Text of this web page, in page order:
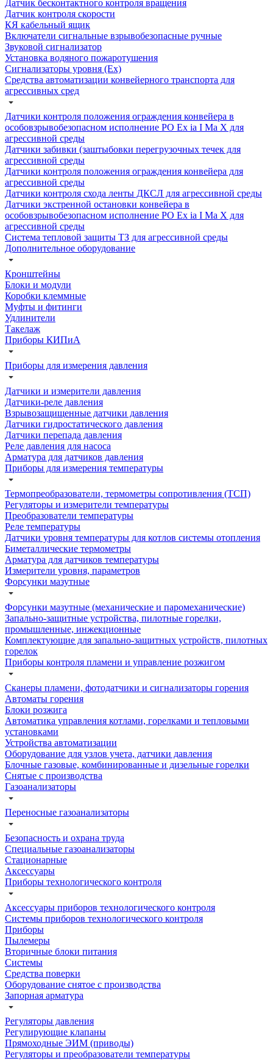
Датчик бесконтактного контроля вращения
Датчик контроля скорости
КЯ кабельный ящик
Включатели сигнальные взрывобезопасные ручные
Звуковой сигнализатор
Установка водяного пожаротушения
Сигнализаторы уровня (Ех)
Средства автоматизации конвейерного транспорта для
агрессивных сред
Датчики контроля положения ограждения конвейера в
особовзрывобезопасном исполнение РО Ех ia I Ма Х для
агрессивной среды
Датчики забивки (заштыбовки перегрузочных течек для
агрессивной среды
Датчики контроля положения ограждения конвейера для
агрессивной среды
Датчики контроля схода ленты ДКСЛ для агрессивной среды
Датчики экстренной остановки конвейера в
особовзрывобезопасном исполнение РО Ех ia I Ма Х для
агрессивной среды
Система тепловой защиты ТЗ для агрессивной среды
Дополнительное оборудование
Кронштейны
Блоки и модули
Коробки клеммные
Муфты и фитинги
Удлинители
Такелаж
Приборы КИПиА
Приборы для измерения давления
Датчики и измерители давления
Датчики-реле давления
Взрывозащищенные датчики давления
Датчики гидростатического давления
Датчики перепада давления
Реле давления для насоса
Арматура для датчиков давления
Приборы для измерения температуры
Термопреобразователи, термометры сопротивления (ТСП)
Регуляторы и измерители температуры
Преобразователи температуры
Реле температуры
Датчики уровня температуры для котлов системы отопления
Биметаллические термометры
Арматура для датчиков температуры
Измерители уровня, параметров
Форсунки мазутные
Форсунки мазутные (механические и паромеханические)
Запально-защитные устройства, пилотные горелки,
промышленные, инжекционные
Комплектующие для запально-защитных устройств, пилотных
горелок
Приборы контроля пламени и управление розжигом
Сканеры пламени, фотодатчики и сигнализаторы горения
Автоматы горения
Блоки розжига
Автоматика управления котлами, горелками и тепловыми
установками
Устройства автоматизации
Оборудование для узлов учета, датчики давления
Блочные газовые, комбинированные и дизельные горелки
Снятые с производства
Газоанализаторы
Переносные газоанализаторы
Безопасность и охрана труда
Специальные газоанализаторы
Стационарные
Аксессуары
Приборы технологического контроля
Аксессуары приборов технологического контроля
Системы приборов технологического контроля
Приборы
Пылемеры
Вторичные блоки питания
Системы
Средства поверки
Оборудование снятое с производства
Запорная арматура
Регуляторы давления
Регулирующие клапаны
Прямоходные ЭИМ (приводы)
Регуляторы и преобразователи температуры